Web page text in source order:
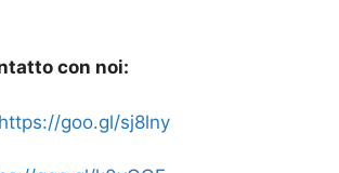
con noi:
https://goo.gl/sj8lny